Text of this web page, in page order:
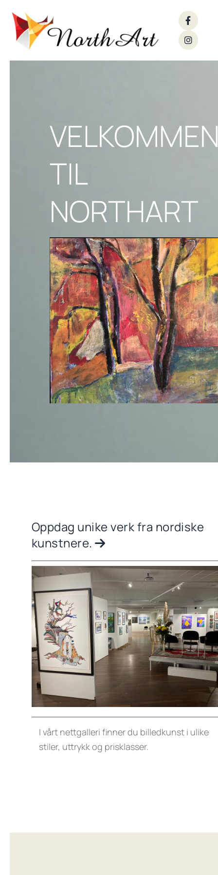
VELKOMMEN
TIL
NORTHART
Oppdag unike verk fra nordiske
kunstnere.
I vårt nettgalleri finner du billedkunst i ulike
stiler, uttrykk og prisklasser.